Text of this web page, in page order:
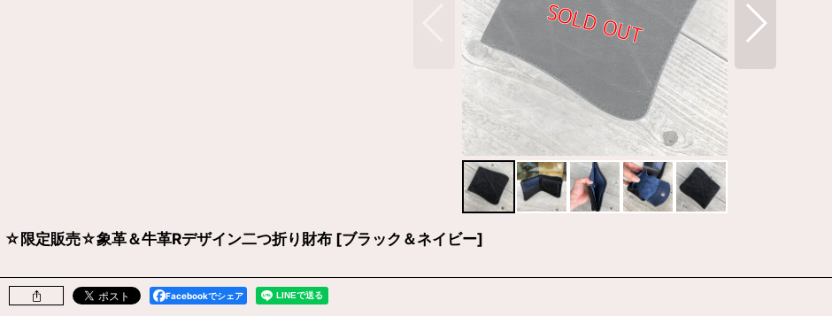
☆限定販売☆象革＆牛革Rデザイン二つ折り財布 [ブラック＆ネイビー]
Facebookでシェア